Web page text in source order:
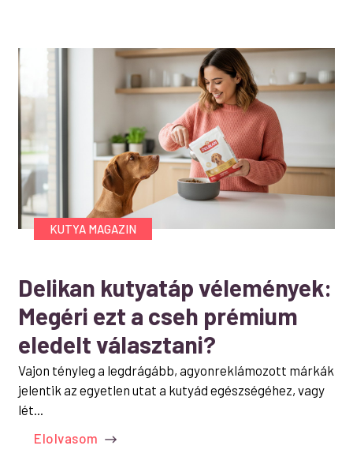
KUTYA MAGAZIN
Delikan kutyatáp vélemények:
Megéri ezt a cseh prémium
eledelt választani?
Vajon tényleg a legdrágább, agyonreklámozott márkák
jelentik az egyetlen utat a kutyád egészségéhez, vagy
lét...
Elolvasom